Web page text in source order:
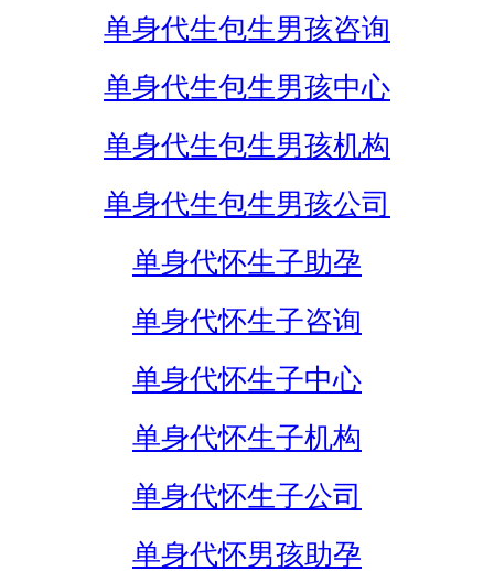
单身代生包生男孩咨询
单身代生包生男孩中心
单身代生包生男孩机构
单身代生包生男孩公司
单身代怀生子助孕
单身代怀生子咨询
单身代怀生子中心
单身代怀生子机构
单身代怀生子公司
单身代怀男孩助孕